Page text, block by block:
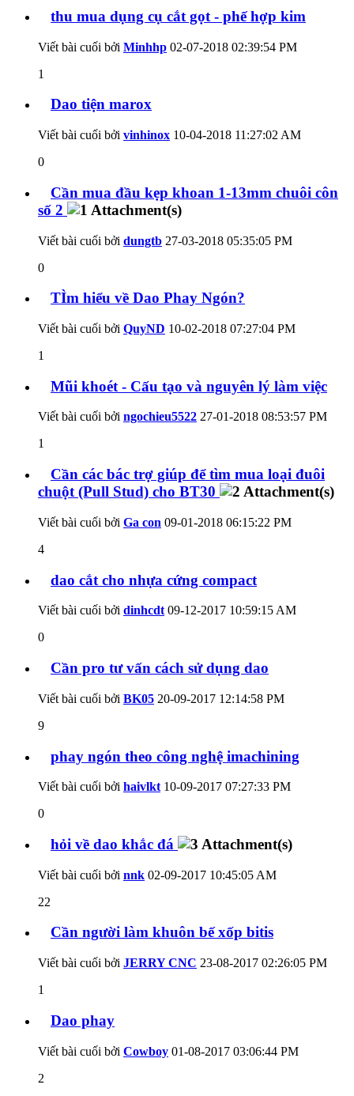
thu mua dụng cụ cắt gọt - phế hợp kim
Viết bài cuối bởi Minhhp 02-07-2018 02:39:54 PM
1
Dao tiện marox
Viết bài cuối bởi vinhinox 10-04-2018 11:27:02 AM
0
Cần mua đầu kẹp khoan 1-13mm chuôi côn
số 2
Viết bài cuối bởi dungtb 27-03-2018 05:35:05 PM
0
TÌm hiểu về Dao Phay Ngón?
Viết bài cuối bởi QuyND 10-02-2018 07:27:04 PM
1
Mũi khoét - Cấu tạo và nguyên lý làm việc
Viết bài cuối bởi ngochieu5522 27-01-2018 08:53:57 PM
1
Cần các bác trợ giúp để tìm mua loại đuôi
chuột (Pull Stud) cho BT30
Viết bài cuối bởi Ga con 09-01-2018 06:15:22 PM
4
dao cắt cho nhựa cứng compact
Viết bài cuối bởi dinhcdt 09-12-2017 10:59:15 AM
0
Cần pro tư vấn cách sử dụng dao
Viết bài cuối bởi BK05 20-09-2017 12:14:58 PM
9
phay ngón theo công nghệ imachining
Viết bài cuối bởi haivlkt 10-09-2017 07:27:33 PM
0
hỏi về dao khắc đá
Viết bài cuối bởi nnk 02-09-2017 10:45:05 AM
22
Cần người làm khuôn bế xốp bitis
Viết bài cuối bởi JERRY CNC 23-08-2017 02:26:05 PM
1
Dao phay
Viết bài cuối bởi Cowboy 01-08-2017 03:06:44 PM
2